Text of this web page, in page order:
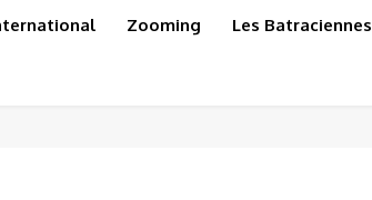
Zooming Les Batraciennes